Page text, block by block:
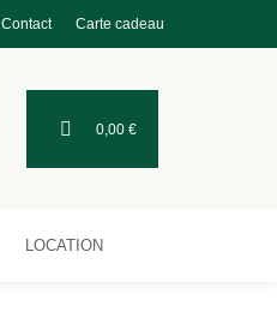
Contact Carte cadeau
0,00 €
LOCATION